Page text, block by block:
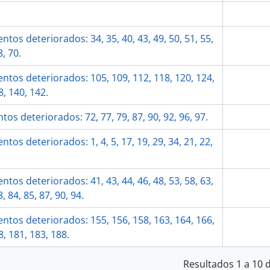
deteriorados: 34, 35, 40, 43, 49, 50, 51, 55,
70.
deteriorados: 105, 109, 112, 118, 120, 124,
140, 142.
deteriorados: 72, 77, 79, 87, 90, 92, 96, 97.
deteriorados: 1, 4, 5, 17, 19, 29, 34, 21, 22,
deteriorados: 41, 43, 44, 46, 48, 53, 58, 63,
84, 85, 87, 90, 94.
deteriorados: 155, 156, 158, 163, 164, 166,
181, 183, 188.
Resultados 1 a 10